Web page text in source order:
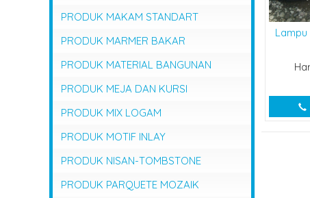
Lampu
PRODUK MAKAM STANDART
PRODUK MARMER BAKAR
PRODUK MATERIAL BANGUNAN
PRODUK MEJA DAN KURSI
PRODUK MIX LOGAM
PRODUK MOTIF INLAY
PRODUK NISAN-TOMBSTONE
PRODUK PARQUETE MOZAIK